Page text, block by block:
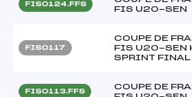
FIS0124.FFS
FIS U20-SEN
FIS0117
COUPE DE
FIS U20-SEN
SPRINT FINAL
FIS0113.FFS
COUPE DE